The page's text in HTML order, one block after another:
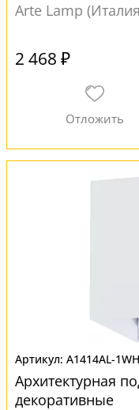
Arte Lamp
2 468 ₽
A1414AL-1WH
Архитектурная
декоративные